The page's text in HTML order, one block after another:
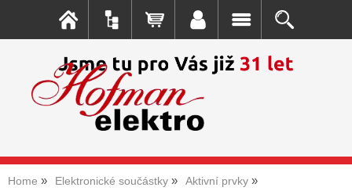
Home Elektronické součástky
Aktivní prvky